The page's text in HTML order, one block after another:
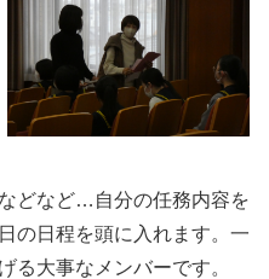
どなど…自分の任務内容を
の日程を頭に入れます。一
る大事なメンバーです。